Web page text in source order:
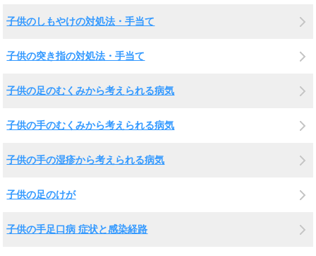
子供のしもやけの対処法・手当て
子供の突き指の対処法・手当て
子供の足のむくみから考えられる病気
子供の手のむくみから考えられる病気
子供の手の湿疹から考えられる病気
子供の足のけが
子供の手足口病 症状と感染経路